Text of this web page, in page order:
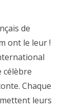
de
ont le leur !
célèbre
Chaque
leurs